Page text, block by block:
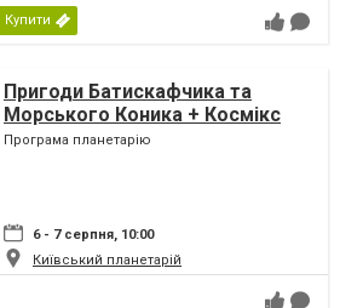
Купити
Пригоди Батискафчика та
Морського Коника + Космікс
Програма планетарію
6 - 7 серпня, 10:00
Київський планетарій